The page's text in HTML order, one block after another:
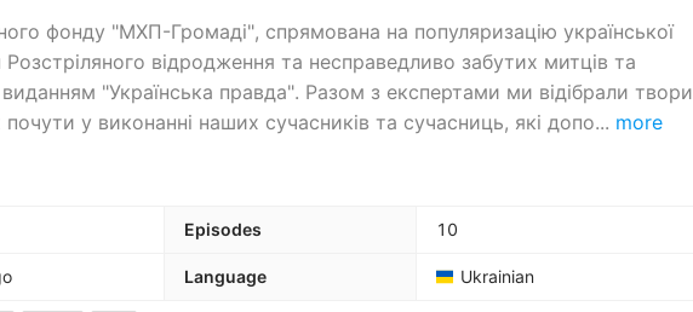
фонду "МХП-Громаді", спрямована на популяризацію української
відродження та несправедливо забутих митців та
"Українська правда". Разом з експертами ми відібрали твори
у виконанні наших сучасників та сучасниць, які допо... more
Episodes 10
Language Ukrainian